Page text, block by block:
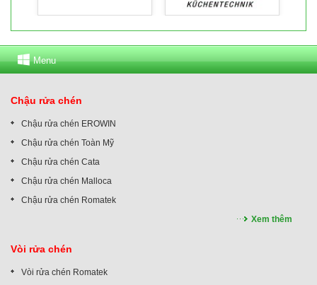
Menu
Chậu rửa chén
Chậu rửa chén EROWIN
Chậu rửa chén Toàn Mỹ
Chậu rửa chén Cata
Chậu rửa chén Malloca
Chậu rửa chén Romatek
Xem thêm
Vòi rửa chén
Vòi rửa chén Romatek